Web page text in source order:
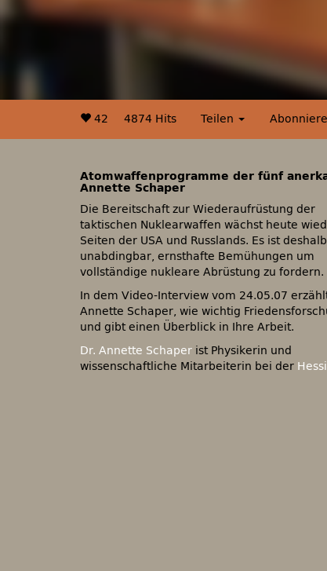
42 4874 Hits Teilen
Atomwaffenprogramme der fünf
Annette Schaper
Die Bereitschaft zur Wiederaufrüstung der
taktischen Nuklearwaffen wächst heute
Seiten der USA und Russlands. Es ist deshalb
unabdingbar, ernsthafte Bemühungen um
vollständige nukleare Abrüstung zu fordern.
In dem Video-Interview vom 24.05.07
Annette Schaper, wie wichtig
und gibt einen Überblick in Ihre Arbeit.
Dr. Annette Schaper ist Physikerin und
wissenschaftliche Mitarbeiterin bei der